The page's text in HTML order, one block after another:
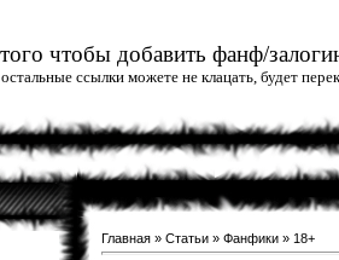
чтобы добавить фанф/
остальные ссылки можете не клацать, будет
Главная » Статьи » Фанфики » 18+